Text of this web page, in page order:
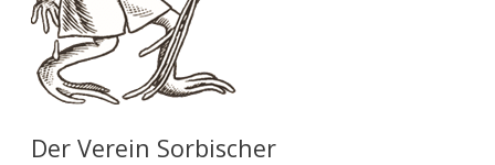
Der Verein Sorbischer